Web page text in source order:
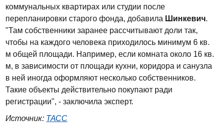
коммунальных квартирах или студии после
перепланировки старого фонда, добавила Шинкевич.
"Там собственники заранее рассчитывают доли так,
чтобы на каждого человека приходилось минимум 6 кв.
м общей площади. Например, если комната около 16 кв.
м, в зависимости от площади кухни, коридора и санузла
в ней иногда оформляют несколько собственников.
Такие объекты действительно покупают ради
регистрации", - заключила эксперт.
Источник: ТАСС